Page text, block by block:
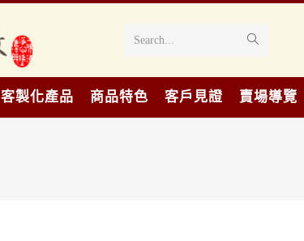
Search...
客製化產品 商品特色 客戶見證 賣場導覽